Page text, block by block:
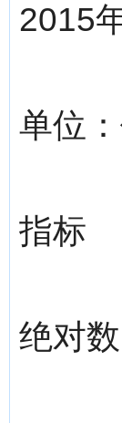
2015
单位
指标
绝对数